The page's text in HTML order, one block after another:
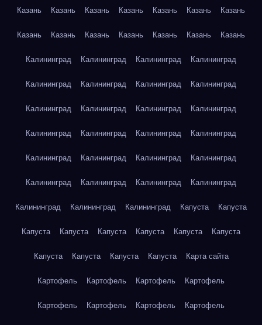
Казань Казань Казань Казань Казань Казань Казань
Казань Казань Казань Казань Казань Казань Казань
Калининград Калининград Калининград Калининград
Калининград Калининград Калининград Калининград
Калининград Калининград Калининград Калининград
Калининград Калининград Калининград Калининград
Калининград Калининград Калининград Калининград
Калининград Калининград Калининград Калининград
Калининград Калининград Калининград Капуста Капуста
Капуста Капуста Капуста Капуста Капуста Капуста
Капуста Капуста Капуста Капуста Карта сайта
Картофель Картофель Картофель Картофель
Картофель Картофель Картофель Картофель